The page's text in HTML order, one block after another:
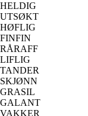
HELDIG
UTSØKT
HØFLIG
FINFIN
RÅRAFF
LIFLIG
TANDER
SKJØNN
GRASIL
GALANT
VAKKER